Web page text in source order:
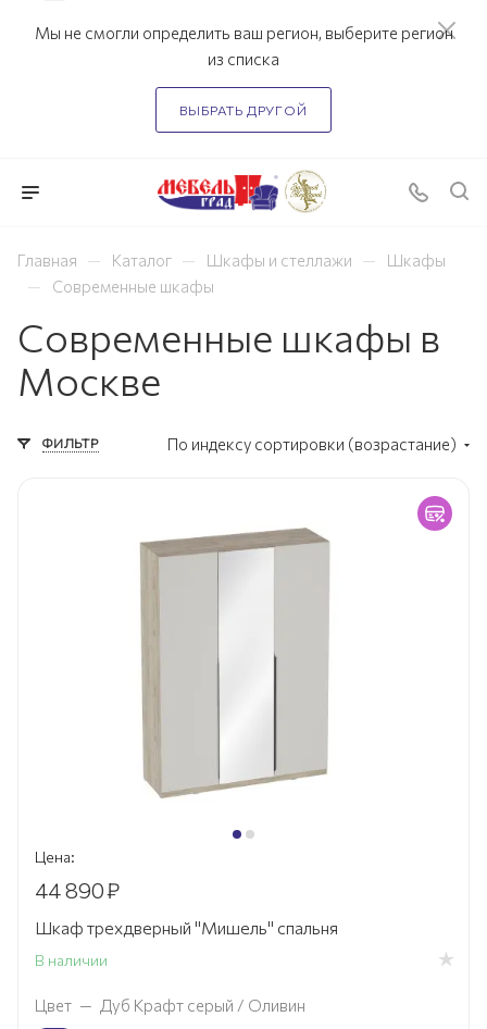
Мы не смогли определить ваш регион, выберите регион
из списка
ВЫБРАТЬ ДРУГОЙ
Главная — Каталог — Шкафы и стеллажи — Шкафы
— Современные шкафы
Современные шкафы в
Москве
ФИЛЬТР По индексу сортировки (возрастание)
Цена:
44 890₽
Шкаф трехдверный "Мишель" спальня
В наличии
Цвет — Дуб Крафт серый / Оливин